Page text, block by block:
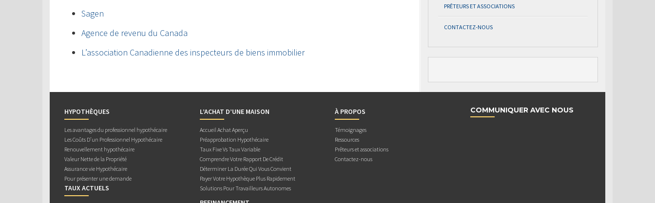
Sagen
Agence de revenu du Canada
L’association Canadienne des inspecteurs de biens immobilier
PRÊTEURS ET ASSOCIATIONS
CONTACTEZ-NOUS
HYPOTHÈQUES
Les avantages du professionnel hypothécaire
Les Coûts D’un Professionnel Hypothécaire
Renouvellement hypothécaire
Valeur Nette de la Propriété
Assurance vie Hypothécaire
Pour présenter une demande
TAUX ACTUELS
L’ACHAT D’UNE MAISON
Accueil Achat Aperçu
Préapprobation Hypothécaire
Taux Fixe Vs Taux Variable
Comprendre Votre Rapport De Crédit
Déterminer La Durée Qui Vous Convient
Payer Votre Hypothèque Plus Rapidement
Solutions Pour Travailleurs Autonomes
À PROPOS
Témoignages
Ressources
Prêteurs et associations
Contactez-nous
COMMUNIQUER AVEC NOUS